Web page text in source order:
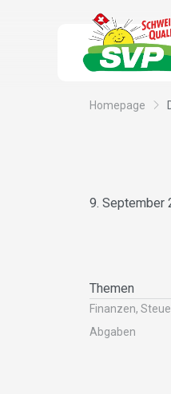
Homepage
9. September
Themen
Finanzen,
Abgaben